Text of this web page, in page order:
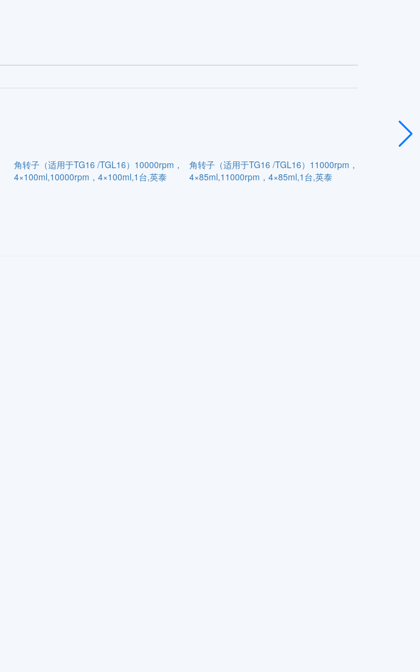
角转子（适用于TG16 /TGL16）10000rpm，
4×100ml,10000rpm，4×100ml,1台,英泰
角转子（适用于TG16 /TGL16）11000rpm，
4×85ml,11000rpm，4×85ml,1台,英泰